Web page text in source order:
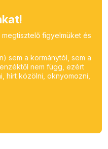
figyelmüket és
sem a kormánytól, sem a
nem függ, ezért
hírt közölni, oknyomozni,